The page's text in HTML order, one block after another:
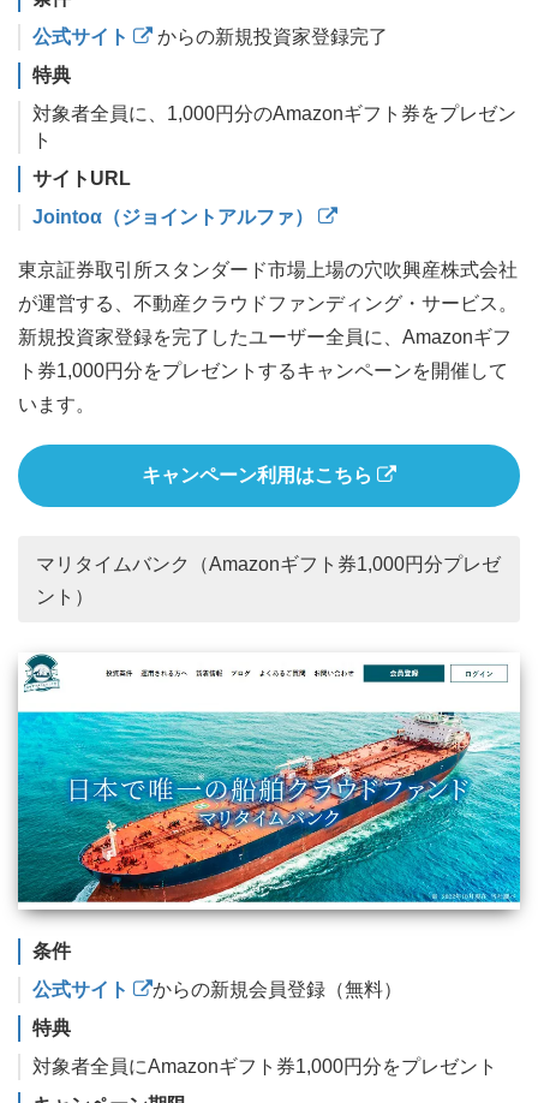
公式サイト
からの新規投資家登録完了
特典
対象者全員に、1,000円分のAmazonギフト券をプレゼン
ト
サイトURL
Jointoα（ジョイントアルファ）
東京証券取引所スタンダード市場上場の穴吹興産株式会社
が運営する、不動産クラウドファンディング・サービス。
新規投資家登録を完了したユーザー全員に、Amazonギフ
ト券1,000円分をプレゼントするキャンペーンを開催して
います。
キャンペーン利用はこちら
マリタイムバンク（Amazonギフト券1,000円分プレゼ
ント）
条件
公式サイト
からの新規会員登録（無料）
特典
対象者全員にAmazonギフト券1,000円分をプレゼント